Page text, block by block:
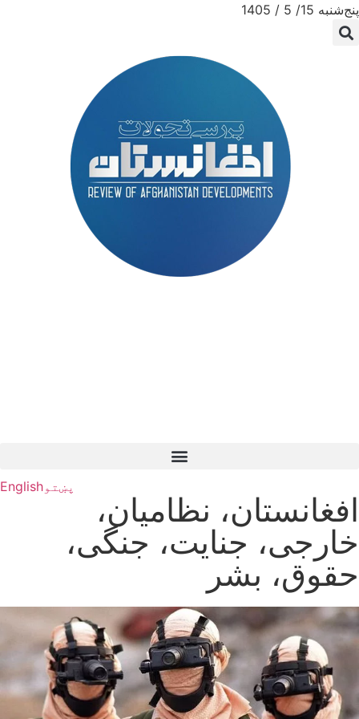
پنج‌شنبه 15/ 5 / 1405
پښتوEnglish
افغانستان، نظامیان،
خارجی، جنایت، جنگی،
حقوق، بشر